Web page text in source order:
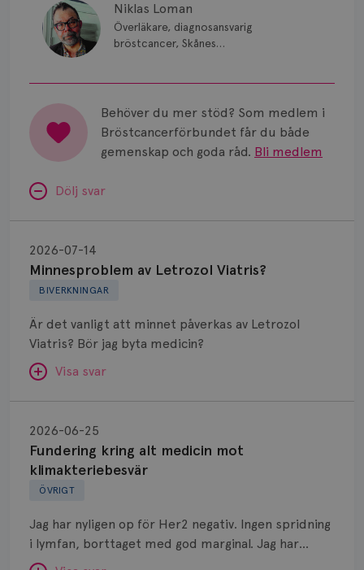
Niklas Loman
Överläkare, diagnosansvarig
bröstcancer, Skånes
Behöver du mer stöd? Som medlem i
Bröstcancerförbundet får du både
gemenskap och goda råd. Bli medlem
Dölj svar
BIVERKNINGAR
Minnesproblem av Letrozol Viatris?
2026-07-14
Är det vanligt att minnet påverkas av Letrozol
Viatris? Bör jag byta medicin?
Visa svar
SVAR:
Hej. Oavsett vilken hormonsänkande behandling
(men även cytostatika) man får så kan en del
uppleva negativ påverkan på minnet. Prata din
märke eller annan aromatashämmare. Det kan ofta
vara bra att ha en paus först, för att se att
Letrozol
Viatris?
ÖVRIGT
Fundering kring alt medicin mot
klimakteriebesvär
2026-06-25
Jag har nyligen op för Her2 negativ. Ingen spridning
i lymfan, borttaget med god marginal. Jag har
genomgått en 5 dagars strålning och är färdig
kring
medicin
Vätska